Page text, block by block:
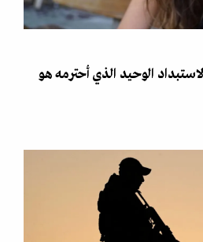
الاستبداد الوحيد الذي أحترمه هو